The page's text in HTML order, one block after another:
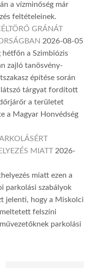
a vízminőség már
feltételeinek.
GRÁNÁT
2026-08-05
hétfőn a Szimbiózis
zajló tanösvény-
építése során
látszó tárgyat fordított
a területet
a Magyar Honvédség
MIATT 2026-
miatt ezen a
parkolási szabályok
jelenti, hogy a Miskolci
felszíni
parkolási